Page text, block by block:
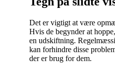
Det er vigtigt at være
Hvis de begynder at
en udskiftning.
kan forhindre disse
der er brug for dem.